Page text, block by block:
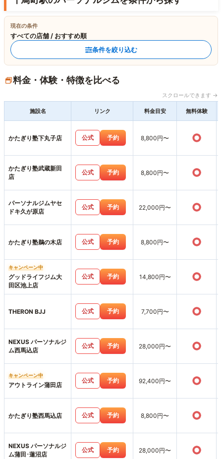
現在の条件
すべての店舗 / おすすめ順
条件を絞り込む
料金・体験・特徴を比べる
スクロールできます →
施設名 リンク 料金目安 無料体験
かたぎり塾下丸子店 公式 予約 8,800円〜 ○
かたぎり塾武蔵新田
店
公式 予約 8,800円〜 ○
パーソナルジムヤセ
ドキ久が原店
公式 予約 22,000円〜 ○
かたぎり塾鵜の木店 公式 予約 8,800円〜 ○
キャンペーン中
グッドライフジム大
田区池上店
公式 予約 14,800円〜 ○
THERON BJJ 公式 予約 7,700円〜 ○
NEXUS パーソナルジ
ム西馬込店
公式 予約 28,000円〜 ○
キャンペーン中
アウトライン蒲田店
公式 予約 92,400円〜 ○
かたぎり塾西馬込店 公式 予約 8,800円〜 ○
NEXUS パーソナルジ
ム蒲田･蓮沼店
公式 予約 28,000円〜 ○